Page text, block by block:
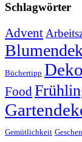
Schlagwörter
Advent
Büchertipp
Food
Gemütlichkeit